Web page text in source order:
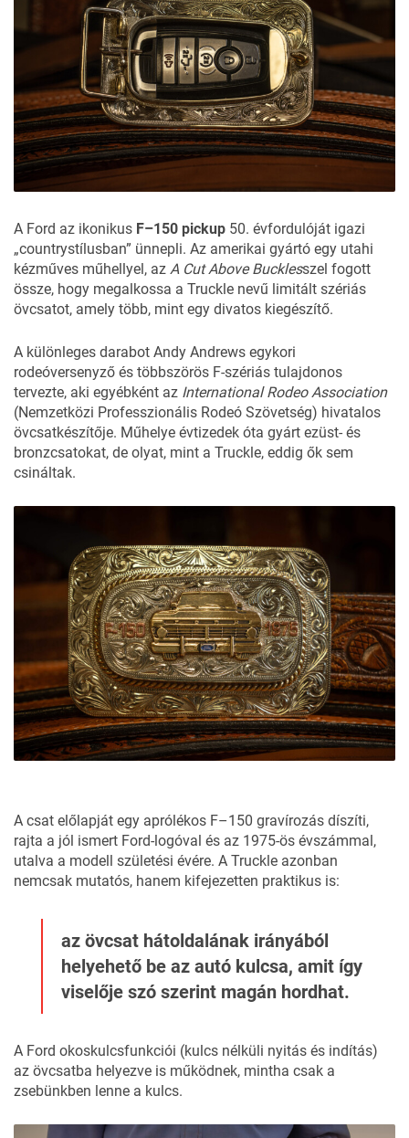
A Ford az ikonikus F–150 pickup 50. évfordulóját igazi
„countrystílusban” ünnepli. Az amerikai gyártó egy utahi
kézműves műhellyel, az A Cut Above Bucklesszel fogott
össze, hogy megalkossa a Truckle nevű limitált szériás
övcsatot, amely több, mint egy divatos kiegészítő.
A különleges darabot Andy Andrews egykori
rodeóversenyző és többszörös F-szériás tulajdonos
tervezte, aki egyébként az International Rodeo Association
(Nemzetközi Professzionális Rodeó Szövetség) hivatalos
övcsatkészítője. Műhelye évtizedek óta gyárt ezüst- és
bronzcsatokat, de olyat, mint a Truckle, eddig ők sem
csináltak.
A csat előlapját egy aprólékos F–150 gravírozás díszíti,
rajta a jól ismert Ford-logóval és az 1975-ös évszámmal,
utalva a modell születési évére. A Truckle azonban
nemcsak mutatós, hanem kifejezetten praktikus is:
az övcsat hátoldalának irányából
helyehető be az autó kulcsa, amit így
viselője szó szerint magán hordhat.
A Ford okoskulcsfunkciói (kulcs nélküli nyitás és indítás)
az övcsatba helyezve is működnek, mintha csak a
zsebünkben lenne a kulcs.